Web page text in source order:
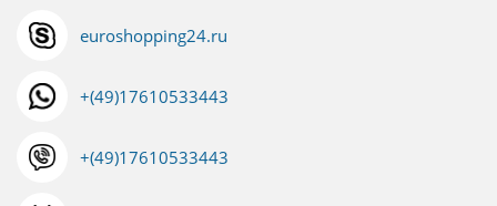
euroshopping24.ru
+(49)17610533443
+(49)17610533443